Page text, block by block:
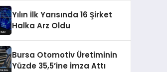
Yılın İlk Yarısında 16 Şirket
Halka Arz Oldu
Bursa Otomotiv Üretiminin
Yüzde 35,5’ine İmza Attı